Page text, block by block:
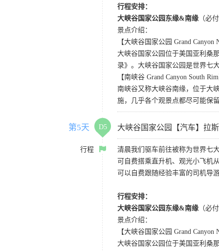
行程安排：
大峡谷国家公园东缘&南缘 （必
景点介绍：
【大峡谷国家公园 Grand Canyon
大峡谷国家公园位于美国亚利桑
录》。大峡谷国家公园是世界七
【南峡谷 Grand Canyon South
南峡谷又称大峡谷南缘，位于大
施，几乎各个观景点都尽可能保
第5天 D5 大峡谷国家公园【汽车】拉
行程
清晨我们驱车前往被称为世界七
可自费搭乘直升机、观光小飞机
可以自费跟随经验丰富的司机导
行程安排：
大峡谷国家公园东缘&南缘 （必
景点介绍：
【大峡谷国家公园 Grand Canyon
大峡谷国家公园位于美国亚利桑